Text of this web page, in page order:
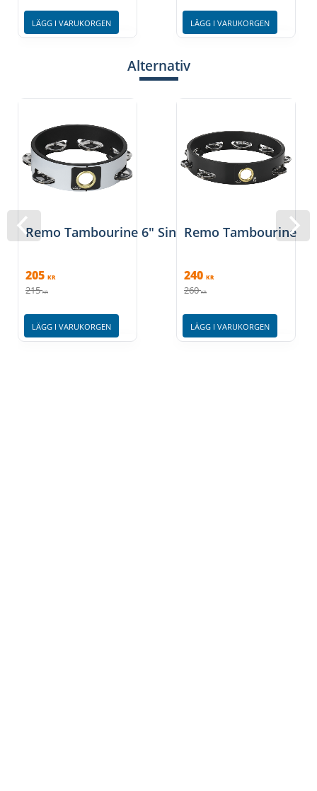
LÄGG I VARUKORGEN LÄGG I VARUKORGEN
Alternativ
Remo Tambourine 6" Single Row White
205 KR
215 KR
LÄGG I VARUKORGEN
Remo Tambourine 8"
240 KR
260 KR
LÄGG I VARUKORGEN